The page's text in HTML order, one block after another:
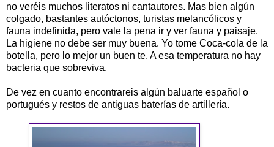
no veréis muchos literatos ni cantautores. Mas bien algún
colgado, bastantes autóctonos, turistas melancólicos y
fauna indefinida, pero vale la pena ir y ver fauna y paisaje.
La higiene no debe ser muy buena. Yo tome Coca-cola de la
botella, pero lo mejor un buen te. A esa temperatura no hay
bacteria que sobreviva.
De vez en cuanto encontrareis algún baluarte español o
portugués y restos de antiguas baterías de artillería.